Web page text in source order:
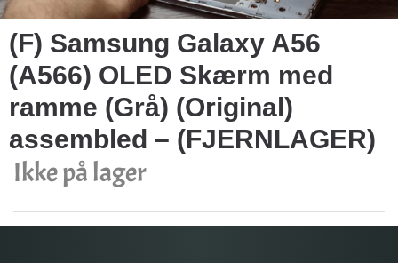
(F) Samsung Galaxy A56
(A566) OLED Skærm med
ramme (Grå) (Original)
assembled – (FJERNLAGER)
Ikke på lager